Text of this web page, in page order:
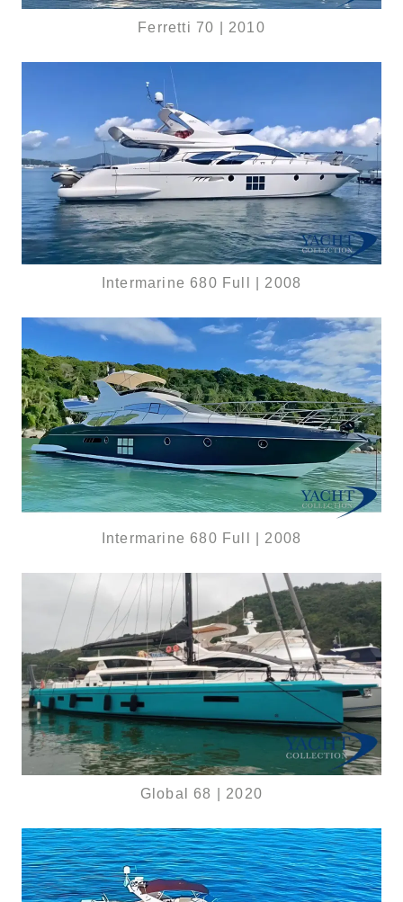
Ferretti 70 | 2010
Intermarine 680 Full | 2008
Intermarine 680 Full | 2008
Global 68 | 2020